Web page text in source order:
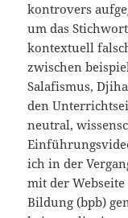
kontrovers
um das
kontextuell
zwischen
Salafismus,
den
neutral,
ich in der
mit der
Bildung (bpb)